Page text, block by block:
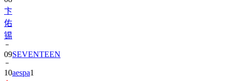
佑
锡
09
10aespa1
11CORTIS